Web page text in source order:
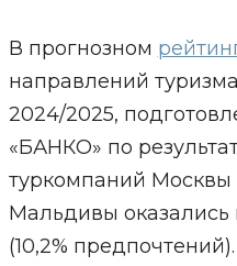
В прогнозном
направлений
2024/2025,
«БАНКО» по
туркомпаний Москвы
Мальдивы оказались
(10,2% предпочтений).